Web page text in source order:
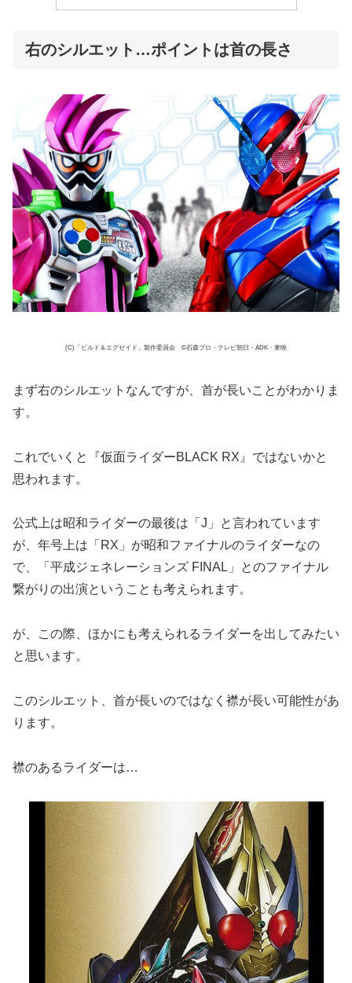
右のシルエット…ポイントは首の長さ
(C)「ビルド＆エグゼイド」製作委員会 ©石森プロ・テレビ朝日・ADK・東映
まず右のシルエットなんですが、首が長いことがわかりま
す。
これでいくと『仮面ライダーBLACK RX』ではないかと
思われます。
公式上は昭和ライダーの最後は「J」と言われています
が、年号上は「RX」が昭和ファイナルのライダーなの
で、「平成ジェネレーションズ FINAL」とのファイナル
繋がりの出演ということも考えられます。
が、この際、ほかにも考えられるライダーを出してみたい
と思います。
このシルエット、首が長いのではなく襟が長い可能性があ
ります。
襟のあるライダーは…